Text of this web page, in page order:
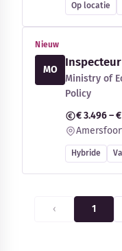
Op locatie
Nieuw
MO
Ministry of
Policy
€ 3.496 –
Hybride
‹ 1